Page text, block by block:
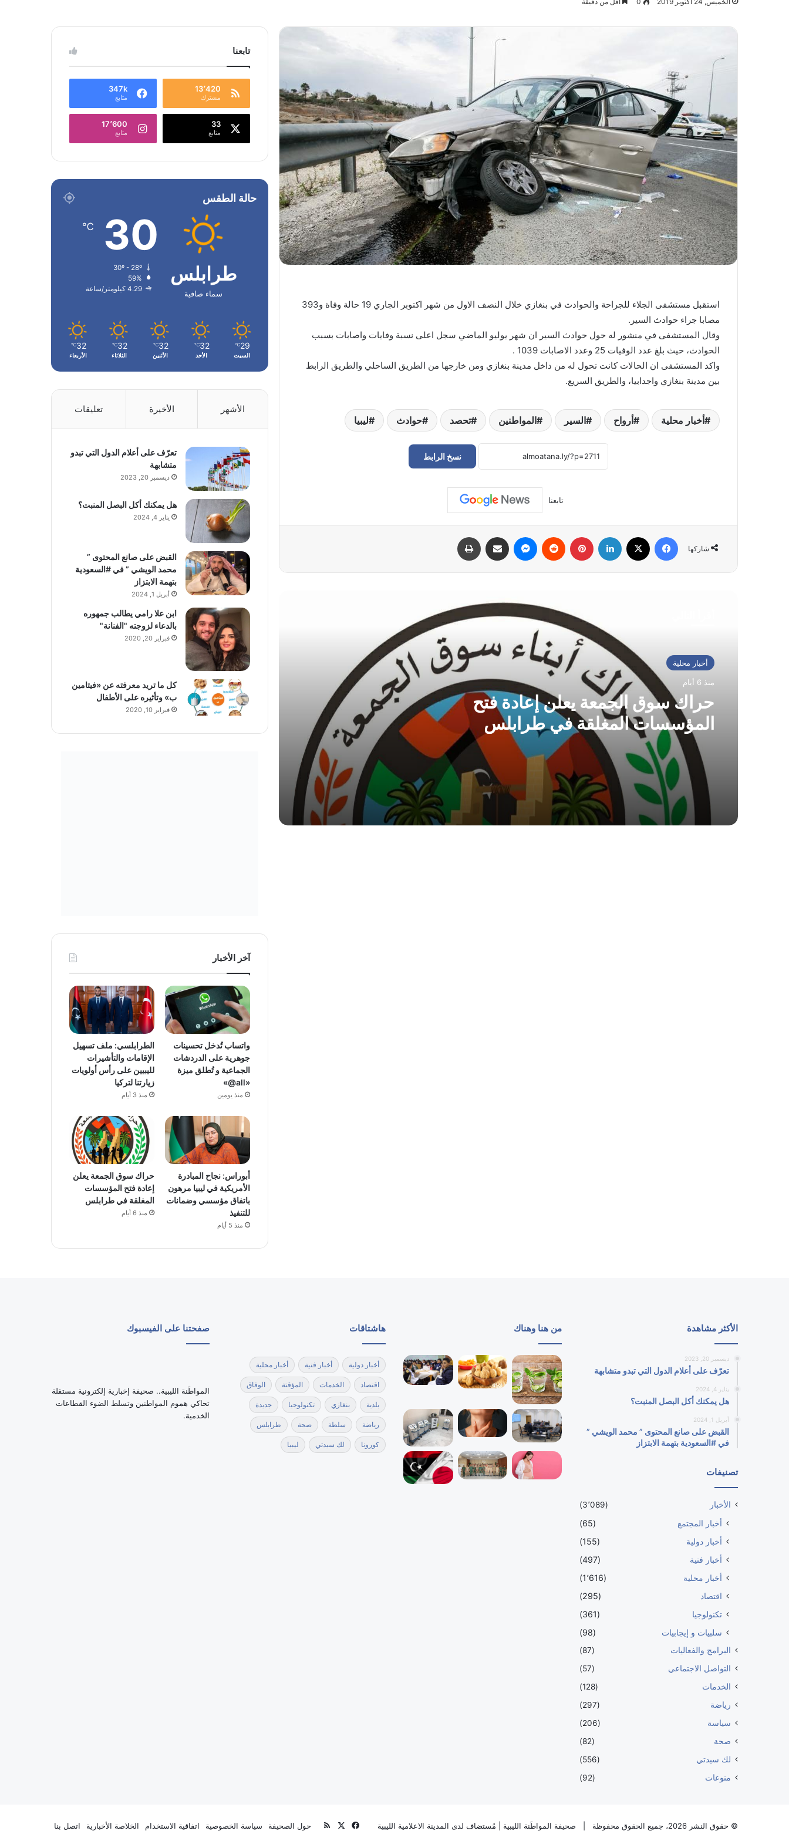
استقبل مستشفى الجلاء للجراحة والحوادث في بنغازي خلال النصف الاول من شهر اكتوبر الجاري 19 حالة وفاة و393
مصابا جراء حوادث السير.
وقال المستشفى في منشور له حول حوادث السير ان شهر يوليو الماضي سجل اعلى نسبة وفايات واصابات بسبب
الحوادث، حيث بلغ عدد الوفيات 25 وعدد الاصابات 1039 .
واكد المستشفى ان الحالات كانت تحول له من داخل مدينة بنغازي ومن خارجها من الطريق الساحلي والطريق الرابط
بين مدينة بنغازي واجدابيا، والطريق السريع.
أخبار محلية أرواح السير المواطنين تحصد حوادث ليبيا
نسخ الرابط
تابعنا
شاركها
فيسبوك لينكدإن بينتيريست ماسنجر مشاركة عبر البريد
أخبار محلية
منذ 6 أيام
حراك سوق الجمعة يعلن إعادة فتح
المؤسسات المغلقة في طرابلس
حراك سوق الجمعة يعلن إعادة فتح
والمستشفيات بالديزل و«البريقة» تبدأ التنفيذ
في حملة ميدانية واسعة
مركز الأرصاد الجوية يحذر من ذروة موجة
حارة و رطوبة عالية بمنتصف الأسبوع
الطرابلسي يطالب الدبيبة بـ”فرض السيطرة
بالقوة” ويكشف ثغرات أمنية في ملف
تهريب الوقود
الأرصاد الجوية تتوقع أجواءً صيفية معتدلة
وتحذر من السباحة في الشواطئ
صرمان: احباط محاولة تفجير سيارة مفخخة
تابعنا
13٬420
مشترك
347k
متابع
33
متابع
17٬600
متابع
حالة الطقس
طرابلس
سماء صافية
30
℃
59%
4.29 كيلومتر/ساعة
29
℃
السبت
32
℃
الأحد
32
℃
الأثنين
32
℃
الثلاثاء
32
℃
الأربعاء
الأشهر الأخيرة تعليقات
تعرّف على أعلام الدول التي تبدو
متشابهة
ديسمبر 20, 2023
هل يمكنك أكل البصل المنبت؟
يناير 4, 2024
القبض على صانع المحتوى ”
محمد الويشي ” في #السعودية
بتهمة الابتزاز
أبريل 1, 2024
ابن علا رامي يطالب جمهوره
بالدعاء لزوجته "الفنانة"
فبراير 20, 2020
كل ما تريد معرفته عن «فيتامين
ب» وتأثيره على الأطفال
فبراير 10, 2020
آخر الأخبار
واتساب تُدخل تحسينات
جوهرية على الدردشات
الجماعية و تُطلق ميزة
«all@»
منذ يومين
الطرابلسي: ملف تسهيل
الإقامات والتأشيرات
لليبيين على رأس أولويات
زيارتنا لتركيا
منذ 3 أيام
أبوراس: نجاح المبادرة
الأمريكية في ليبيا مرهون
باتفاق مؤسسي وضمانات
للتنفيذ
منذ 5 أيام
حراك سوق الجمعة يعلن
إعادة فتح المؤسسات
المغلقة في طرابلس
منذ 6 أيام
الأكثر مشاهدة
ديسمبر 20, 2023
تعرّف على أعلام الدول التي تبدو متشابهة
يناير 4, 2024
هل يمكنك أكل البصل المنبت؟
أبريل 1, 2024
القبض على صانع المحتوى ” محمد الويشي ”
في #السعودية بتهمة الابتزاز
تصنيفات
الأخبار (3٬089)
أخبار المجتمع
(65)
أخبار دولية
(155)
أخبار فنية
(497)
أخبار محلية
(1٬616)
اقتصاد
(295)
تكنولوجيا
(361)
سلبيات و إيجابيات
(98)
البرامج والفعاليات
(87)
التواصل الاجتماعي
(57)
الخدمات
(128)
رياضة
(297)
سياسة
(206)
صحة
(82)
لك سيدتي
(556)
منوعات
(92)
من هنا وهناك هاشتاقات
أخبار دولية أخبار فنية أخبار محلية
اقتصاد الخدمات المؤقتة الوفاق
بلدية بنغازي تكنولوجيا جديدة
رياضة سلطة صحة طرابلس
كورونا لك سيدتي ليبيا
صفحتنا على الفيسبوك
‏المواطَنة الليبية.. صحيفة إخبارية إلكترونية مستقلة
تحاكي هموم المواطنين وتسلط الضوء القطاعات
الخدمية.
© حقوق النشر 2026، جميع الحقوق محفوظة | صحيفة المواطَنة الليبية | مُستضاف لدى المدينة الاعلامية الليبية حول الصحيفة سياسة الخصوصية اتفاقية الاستخدام الخلاصة الأخبارية اتصل بنا فيسبوكملخص